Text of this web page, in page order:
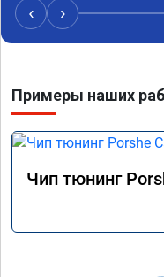
‹ ›
Примеры наших
Чип тюнинг